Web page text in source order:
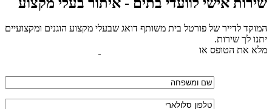
המוקד לדייר של פורטל בית משותף דואג שבעלי מקצוע הוגנים ומקצועיים
יתנו לך שירות.
מלא את הטופס או